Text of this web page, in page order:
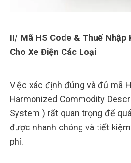
II/ Mã HS Code & Thuế Nhập
Cho Xe Điện Các Loại
Việc xác định đúng và đủ mã
Harmonized Commodity
System ) rất quan trọng để
được nhanh chóng và tiết
phí.